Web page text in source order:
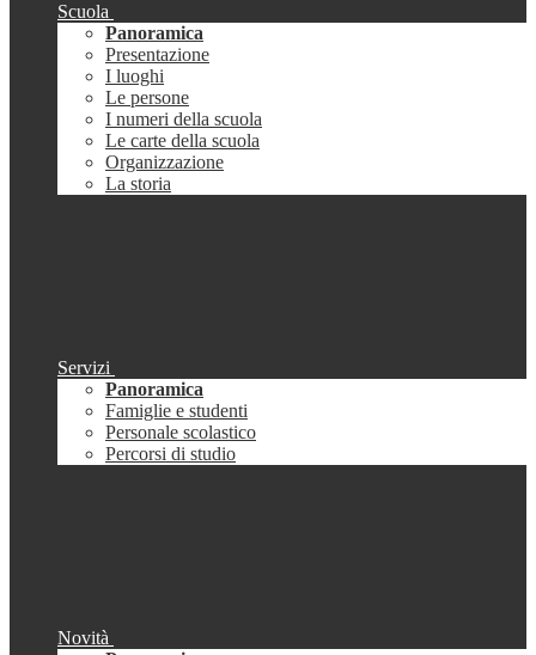
Scuola
Panoramica
Presentazione
I luoghi
Le persone
I numeri della scuola
Le carte della scuola
Organizzazione
La storia
Servizi
Panoramica
Famiglie e studenti
Personale scolastico
Percorsi di studio
Novità